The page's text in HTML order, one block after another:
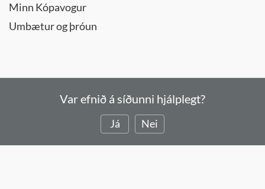
Minn Kópavogur
Umbætur og þróun
Var efnið á síðunni hjálplegt?
Já Nei